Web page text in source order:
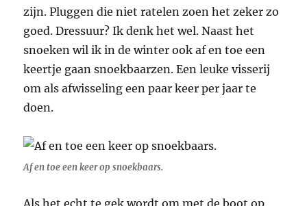
zijn. Pluggen die niet ratelen zoen het zeker zo
goed. Dressuur? Ik denk het wel. Naast het
snoeken wil ik in de winter ook af en toe een
keertje gaan snoekbaarzen. Een leuke visserij
om als afwisseling een paar keer per jaar te
doen.
Af en toe een keer op snoekbaars.